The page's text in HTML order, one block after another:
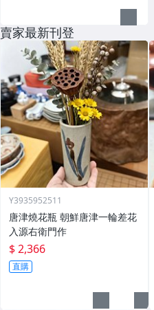
賣家最新刊登
Y3935952511
唐津燒花瓶 朝鮮唐津一輪差花
入源右衛門作
$ 2,366
直購